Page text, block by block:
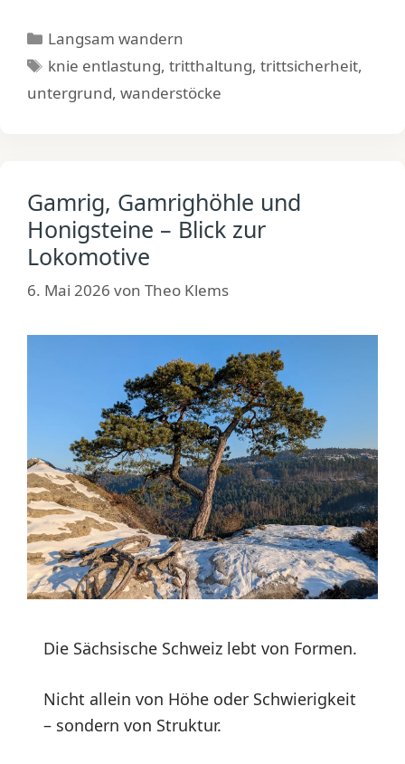
Kategorien
Langsam wandern
Schlagwörter
knie entlastung,tritthaltung,trittsicherheit,
untergrund, wanderstöcke
Gamrig, Gamrighöhle und
Honigsteine – Blick zur
Lokomotive
6. Mai 2026 von Theo Klems
Die Sächsische Schweiz lebt von Formen.
Nicht allein von Höhe oder Schwierigkeit
– sondern von Struktur.